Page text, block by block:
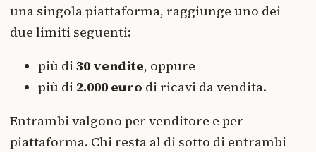
una singola piattaforma, raggiunge uno dei
due limiti seguenti:
più di30 vendite, oppure
più di 2.000 euro di ricavi da vendita.
Entrambi valgono per venditore e per
piattaforma. Chi resta al di sotto di entrambi